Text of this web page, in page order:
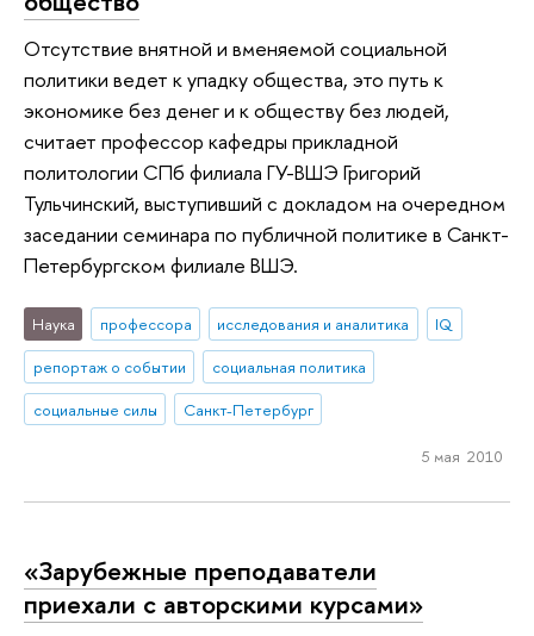
Отсутствие внятной и вменяемой социальной
политики ведет к упадку общества, это путь к
экономике без денег и к обществу без людей,
считает профессор кафедры прикладной
политологии СПб филиала ГУ-ВШЭ Григорий
Тульчинский, выступивший с докладом на очередном
заседании семинара по публичной политике в Санкт-
Петербургском филиале ВШЭ.
Наука профессора исследования и аналитика
IQ
репортаж о событии
социальная политика
социальные силы
Санкт-Петербург
5 мая 2010
«Зарубежные преподаватели
приехали с авторскими курсами»